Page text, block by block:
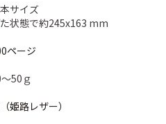
サイズ
状態で約245x163 mm
ページ
50ｇ
姫路レザー）